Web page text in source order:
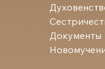
Документы